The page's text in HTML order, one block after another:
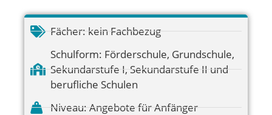
Fächer: kein Fachbezug
Schulform: Förderschule, Grundschule,
Sekundarstufe I, Sekundarstufe II und
berufliche Schulen
Niveau: Angebote für Anfänger